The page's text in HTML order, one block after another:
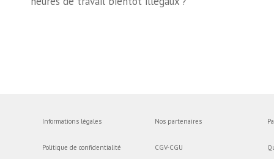
Informations légales
Politique de confidentialité
Nos partenaires
CGV-CGU